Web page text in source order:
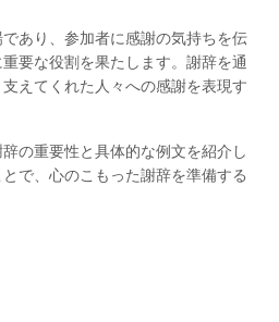
あり、参加者に感謝の気持ちを伝
要な役割を果たします。謝辞を通
えてくれた人々への感謝を表現す
の重要性と具体的な例文を紹介し
で、心のこもった謝辞を準備する